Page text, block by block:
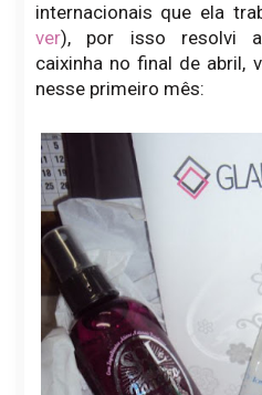
internacionais que ela
ver), por isso resolvi
caixinha no final de abril,
nesse primeiro mês: